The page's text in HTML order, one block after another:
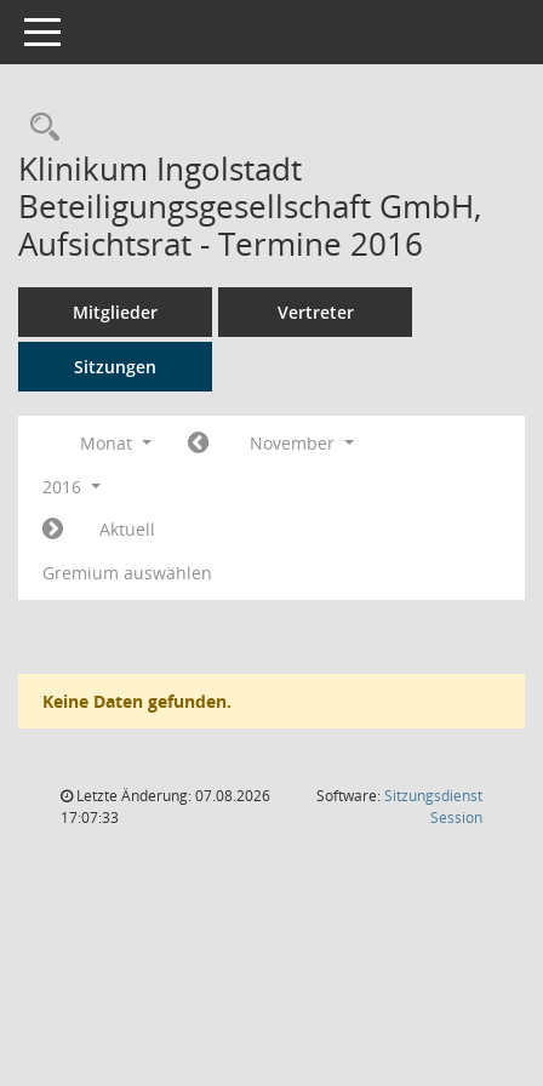
Toggle navigation
Rechercheauswahl
Klinikum Ingolstadt
Beteiligungsgesellschaft GmbH,
Aufsichtsrat - Termine 2016
Mitglieder Vertreter
Sitzungen
Monat
November
2016
Aktuell
Gremium auswählen
Keine Daten gefunden.
Letzte Änderung: 07.08.2026
17:07:33
Software:Sitzungsdienst
Session(Wird in